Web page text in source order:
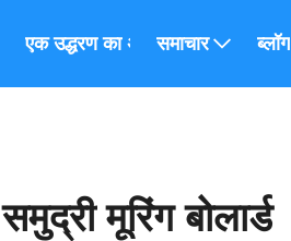
एक उद्धरण का अनुरोध करें
समाचार ब्लॉग
समुद्री मूरिंग बोलार्ड